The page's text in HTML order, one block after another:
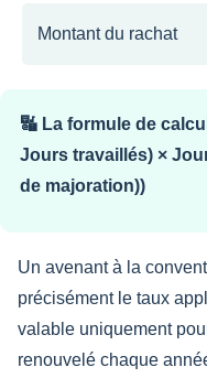
Montant du rachat
🔣 La formule de
Jours travaillés) ×
de majoration))
Un avenant à la
précisément le taux
valable uniquement
renouvelé chaque